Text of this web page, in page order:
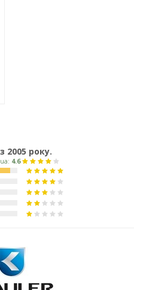
2005 року.